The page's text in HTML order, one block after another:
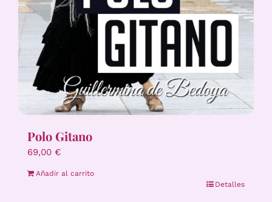
Polo Gitano
69,00 €
Añadir al carrito
Detalles